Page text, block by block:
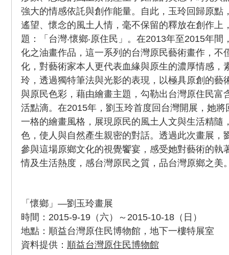
強大的情感依託與創作能量。自此，玉玲回歸原點
遙望、懷念的風土人情，毫不保留的釋放在創作上
題：「台灣‧懷鄉‧原住民」。在2013年至2015年
化之油畫作品，這一系列的台灣原民藝術畫作，不
化，對藝術家本人更代表血緣與原生的濃厚情感，
玲，透過獨特筆法與光影的表現，以極具原創的藝
與原民色彩，藉由繪畫主題，勾勒出台灣原住民富
活點滴。在2015年，劉玉玲首度回台灣開展，她
一格的繪畫風格，展現原民的風土人文與生活精隨
色，使人與自然產生親密的對話。透過此次畫展，
參與這場原鄉文化的視覺饗宴，感受她對藝術的執
情及生活熱度，感台灣原民之質，品台灣原鄉之美
「懷鄉」—劉玉玲畫展
時間：2015-9-19（六）～2015-10-18（日）
地點：順益台灣原住民博物館，地下一樓特展室
資料提供： 順益台灣原住民博物館